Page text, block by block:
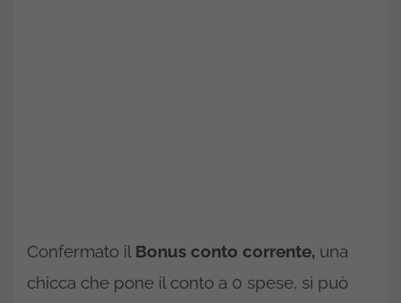
Confermato il Bonus conto corrente, una
chicca che pone il conto a 0 spese, si può